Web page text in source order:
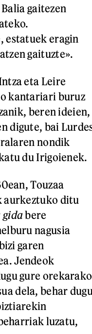
gaitezen
estatuek eragin
gaituzte».
eta Leire
kantariari buruz
beren ideien,
digute, bai
nondik
du Irigoienek.
Touzaa
aurkeztuko ditu
gidabere
nagusia
garen
Jendeok
gure orekarako
dela, behar
luzatu,